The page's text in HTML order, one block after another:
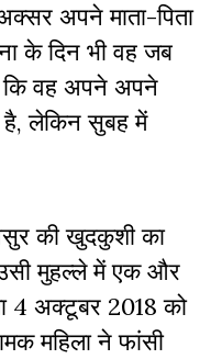
अपने माता-पिता
के दिन भी वह जब
कि वह अपने अपने
है, लेकिन सुबह में
की खुदकुशी का
उसी मुहल्ले में एक और
4 अक्टूबर 2018 को
महिला ने फांसी